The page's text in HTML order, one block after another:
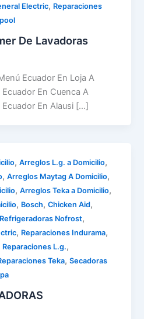
Electric, Reparaciones
De Lavadoras
Ecuador En Loja A
En Cuenca A
Ecuador En Alausi […]
,Arreglos L.g. a Domicilio,
,Arreglos Maytag A Domicilio,
,Arreglos Teka a Domicilio,
, Bosch,Chicken Aid,
Refrigeradoras Nofrost,
, Reparaciones Indurama,
Reparaciones L.g.,
Teka,Secadoras